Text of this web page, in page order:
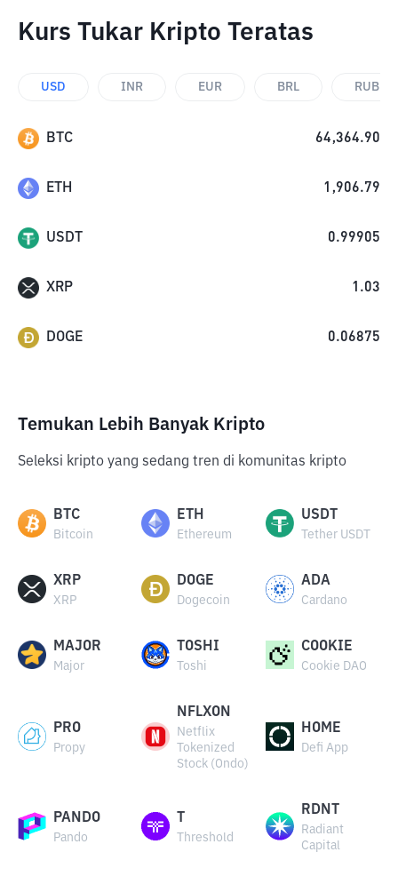
Kurs Tukar Kripto Teratas
USD INR EUR BRL RUB
BTC 64,364.90
ETH 1,906.79
USDT 0.99905
XRP 1.03
DOGE 0.06875
Temukan Lebih Banyak Kripto
Seleksi kripto yang sedang tren di komunitas kripto
BTC
Bitcoin
ETH
Ethereum
USDT
Tether USDT
XRP
XRP
DOGE
Dogecoin
ADA
Cardano
MAJOR
Major
TOSHI
Toshi
COOKIE
Cookie DAO
PRO
Propy
NFLXON
Netflix
Tokenized
Stock (Ondo)
HOME
Defi App
PANDO
Pando Threshold
RDNT
Radiant
Capital